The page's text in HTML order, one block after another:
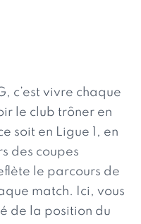
c’est vivre chaque
le club trôner en
soit en Ligue 1, en
des coupes
le parcours de
match. Ici, vous
de la position du